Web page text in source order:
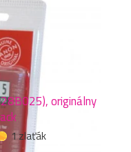
originálny
1 zlaťák